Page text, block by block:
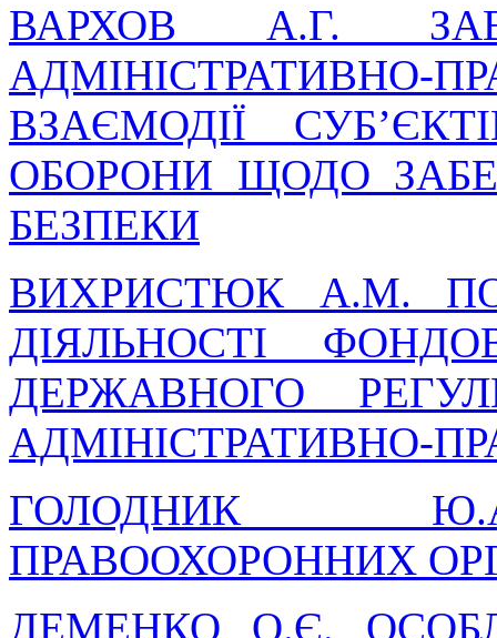
ВАРХОВ А.Г.
ВЗАЄМОДІЇ
ОБОРОНИ ЩОДО
БЕЗПЕКИ
ВИХРИСТЮК А.М.
ДІЯЛЬНОСТІ
ДЕРЖАВНОГО
АДМІНІСТРАТИВНО-
ГОЛОДНИК
ПРАВООХОРОННИХ
ДЕМЕНКО О.Є.